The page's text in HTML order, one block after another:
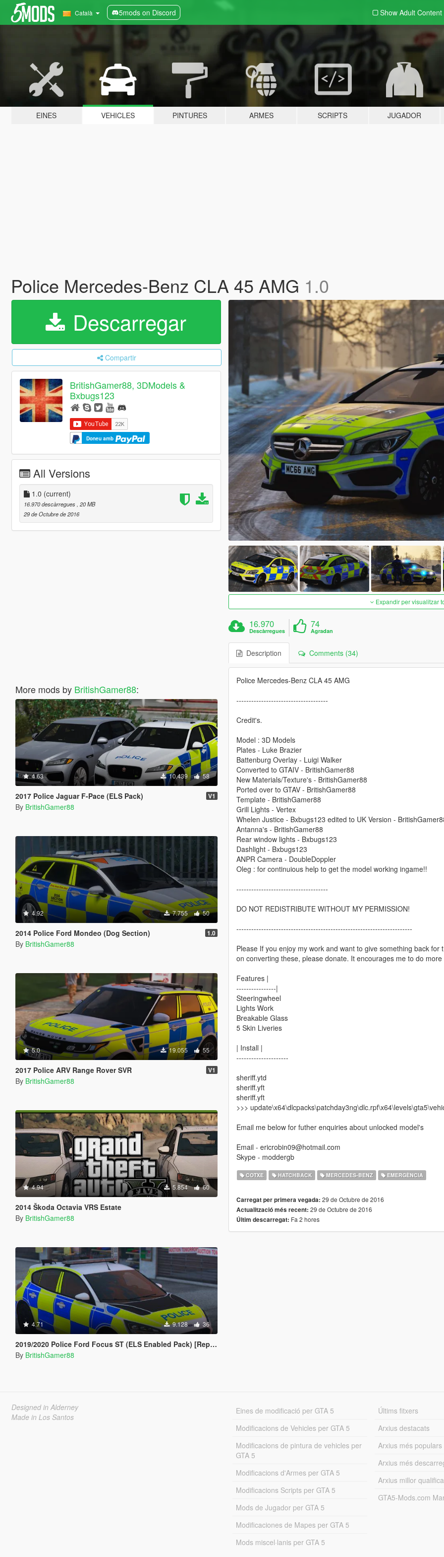
Català 5mods on Discord Show Adult Content
EINES VEHICLES PINTURES ARMES SCRIPTS JUGADOR
Police Mercedes-Benz CLA 45 AMG 1.0
Descarregar
Compartir
BritishGamer88, 3DModels &
Bxbugs123
Doneu amb
All Versions
1.0 (current)
16.970 descàrregues , 20 MB
29 de Octubre de 2016
More mods by BritishGamer88:
4.63 10.439 58
2017 Police Jaguar F-Pace (ELS Pack) V1
By BritishGamer88
4.92 7.755 50
2014 Police Ford Mondeo (Dog Section) 1.0
By BritishGamer88
5.0 19.055 55
2017 Police ARV Range Rover SVR V1
By BritishGamer88
4.94 5.854 60
2014 Škoda Octavia VRS Estate
By BritishGamer88
4.71 9.128 36
2019/2020 Police Ford Focus ST (ELS Enabled Pack) [Replace | ELS]
By BritishGamer88
Expandir per visualitzar
16.970
Descàrregues
74
Agradan
Description Comments (34)
Police Mercedes-Benz CLA 45 AMG
-------------------------------------
Credit's.
Model : 3D Models
Plates - Luke Brazier
Battenburg Overlay - Luigi Walker
Converted to GTAIV - BritishGamer88
New Materials/Texture's - BritishGamer88
Ported over to GTAV - BritishGamer88
Template - BritishGamer88
Grill Lights - Vertex
Whelen Justice - Bxbugs123 edited to UK Version -
Antanna's - BritishGamer88
Rear window lights - Bxbugs123
Dashlight - Bxbugs123
ANPR Camera - DoubleDoppler
Oleg : for continuious help to get the model working ingame!!
-------------------------------------
DO NOT REDISTRIBUTE WITHOUT MY PERMISSION!
-----------------------------------------------------------------------
Please If you enjoy my work and want to give something back for
on converting these, please donate. It encourages me to do
Features |
----------------|
Steeringwheel
Lights Work
Breakable Glass
5 Skin Liveries
| Install |
---------------------
sheriff.ytd
sheriff.yft
sheriff.yft
>>>
Email me below for futher enquiries about unlocked model's
Email - ericrobin09@hotmail.com
Skype - moddergb
COTXE HATCHBACK MERCEDES-BENZ EMERGÈNCIA
Carregat per primera vegada: 29 de Octubre de 2016
Actualització més recent: 29 de Octubre de 2016
Últim descarregat: Fa 2 hores
Designed in Alderney
Made in Los Santos
Eines de modificació per GTA 5
Modificacions de Vehicles per GTA 5
Modificacions de pintura de vehicles per
GTA 5
Modificacions d'Armes per GTA 5
Modificacions Scripts per GTA 5
Mods de Jugador per GTA 5
Modificaciones de Mapes per GTA 5
Mods miscel·lanis per GTA 5
Últims fitxers
Arxius destacats
Arxius més populars
Arxius més
Arxius millor
GTA5-Mods.com